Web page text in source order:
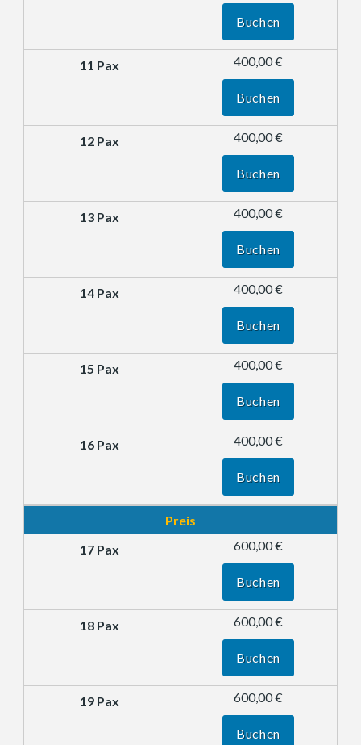
Buchen
400,00 €
Buchen
400,00 €
Buchen
400,00 €
Buchen
400,00 €
Buchen
400,00 €
Buchen
400,00 €
Buchen
Preis
600,00 €
Buchen
600,00 €
Buchen
600,00 €
Buchen